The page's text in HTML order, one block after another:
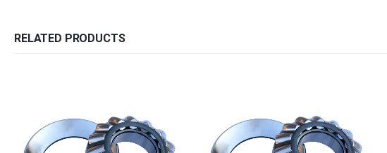
RELATED PRODUCTS